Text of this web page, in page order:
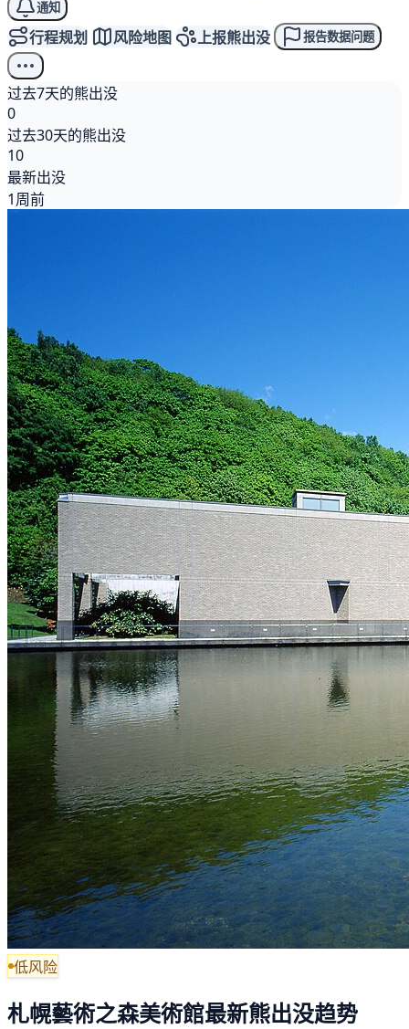
通知
行程规划 风险地图 上报熊出没 报告数据问题
过去7天的熊出没
0
过去30天的熊出没
10
最新出没
1周前
低风险
札幌藝術之森美術館最新熊出没趋势